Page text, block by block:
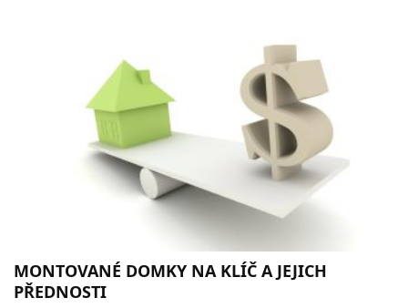
MONTOVANÉ DOMKY NA KLÍČ A JEJICH
PŘEDNOSTI